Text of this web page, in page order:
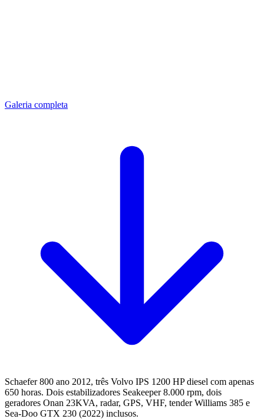
Galeria completa
Schaefer 800 ano 2012, três Volvo IPS 1200 HP diesel com apenas
650 horas. Dois estabilizadores Seakeeper 8.000 rpm, dois
geradores Onan 23KVA, radar, GPS, VHF, tender Williams 385 e
Sea-Doo GTX 230 (2022) inclusos.